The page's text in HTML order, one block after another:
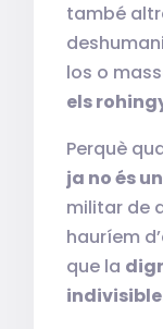
també
los o
els
Perquè
ja no és
militar de
hauríem
que la
indivisible